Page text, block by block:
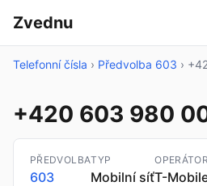
Zvednu
Telefonní čísla › Předvolba 603 ›
+420 603 980
PŘEDVOLBA
603
TYP
Mobilní síť
OPERÁTOR
T-